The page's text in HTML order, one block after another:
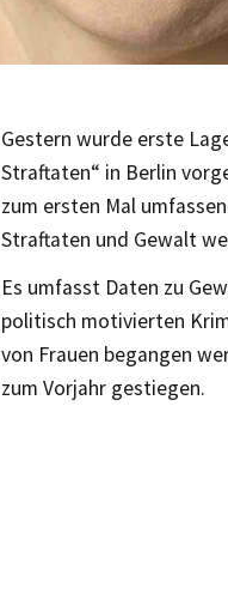
Gestern wurde erste
Straftaten“ in Berlin
zum ersten Mal
Straftaten und Gewalt
Es umfasst Daten zu
politisch motivierten
von Frauen begangen
zum Vorjahr gestiegen.